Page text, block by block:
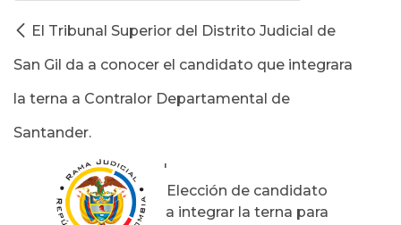
El Tribunal Superior del Distrito Judicial de
San Gil da a conocer el candidato que integrara
la terna a Contralor Departamental de
Santander.
'
Elección de candidato
a integrar la terna para